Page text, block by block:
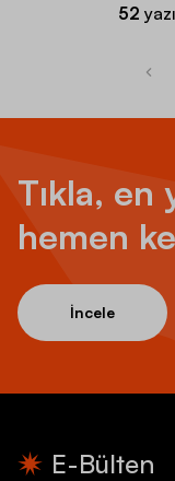
52
Tıkla,
hemen
İncele
E-Bülten